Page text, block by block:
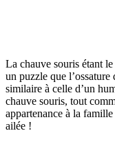
La chauve souris étant
un puzzle que l’ossature
similaire à celle d’un
chauve souris, tout
appartenance à la
ailée !